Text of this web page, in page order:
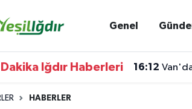
Genel
Iğdır Haberleri 16:12
HABERLER